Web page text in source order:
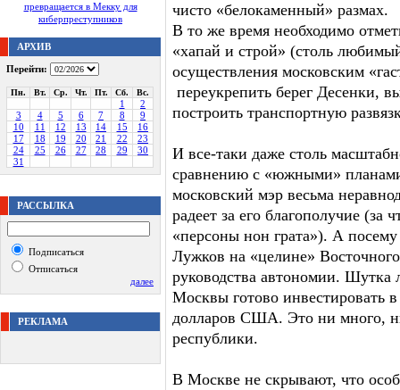
превращается в Мекку для
киберпреступников
АРХИВ
Перейти:
Пн. Вт. Ср. Чт. Пт. Сб. Вс.
1
2
3
4 5 6 7 8
9
10
11 12 13 14 15
16
17
18 19 20 21 22
23
24
25 26 27 28 29
30
31
РАССЫЛКА
Подписаться
Отписаться
далее
РЕКЛАМА
чисто «белокаменный» размах.
В то же время необходимо
«хапай и строй» (столь
осуществления московским
переукрепить берег Десенки,
построить транспортную
И все-таки даже столь
сравнению с «южными»
московский мэр весьма
радеет за его благополучие (за
«персоны нон грата»). А
Лужков на «целине»
руководства автономии. Шутка
Москвы готово инвестировать
долларов США. Это ни много,
республики.
В Москве не скрывают, что